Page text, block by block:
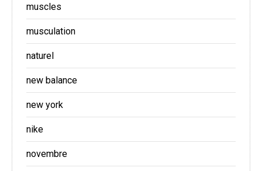
muscles
musculation
naturel
new balance
new york
nike
novembre